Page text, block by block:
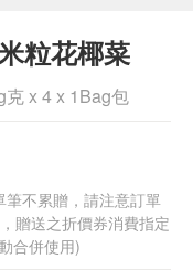
粒花椰菜
x 4 x 1Bag包
不累贈，請注意訂單
贈送之折價券消費指定
合併使用)